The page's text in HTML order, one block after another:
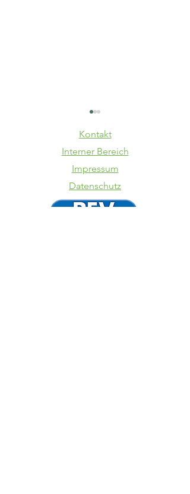
TSV
Kontakt
Interner Bereich
Impressum
Datenschutz